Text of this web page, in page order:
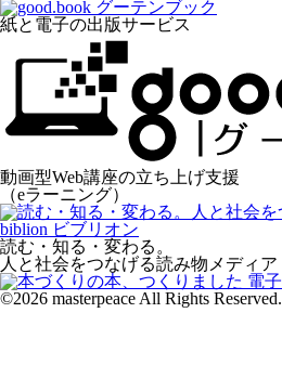
紙と電子の出版サービス
動画型Web講座の立ち上げ支援
（eラーニング）
読む・知る・変わる。
人と社会をつなげる読み物メディア
©2026 masterpeace All Rights Reserved.